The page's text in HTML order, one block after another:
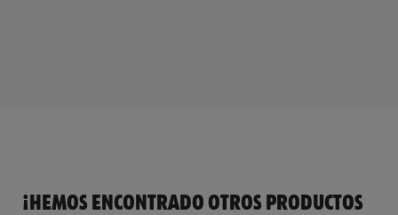
¡HEMOS ENCONTRADO OTROS PRODUCTOS